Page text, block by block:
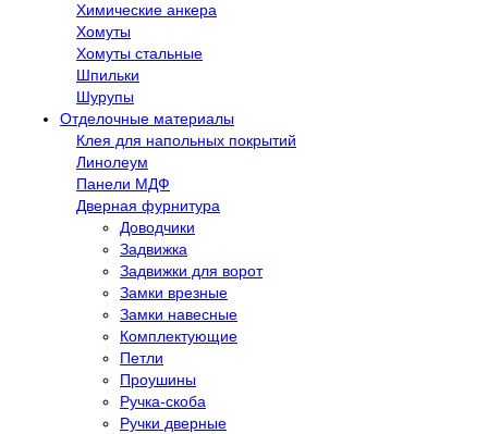
Химические анкера
Хомуты
Хомуты стальные
Шпильки
Шурупы
Отделочные материалы
Клея для напольных покрытий
Линолеум
Панели МДФ
Дверная фурнитура
Доводчики
Задвижка
Задвижки для ворот
Замки врезные
Замки навесные
Комплектующие
Петли
Проушины
Ручка-скоба
Ручки дверные